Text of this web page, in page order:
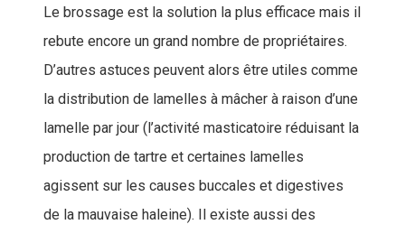
Le brossage est la solution la plus efficace mais il
rebute encore un grand nombre de propriétaires.
D’autres astuces peuvent alors être utiles comme
la distribution de lamelles à mâcher à raison d’une
lamelle par jour (l’activité masticatoire réduisant la
production de tartre et certaines lamelles
agissent sur les causes buccales et digestives
de la mauvaise haleine). Il existe aussi des